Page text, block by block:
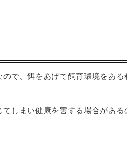
で、餌をあげて飼育環境をあ
しまい健康を害する場合がある